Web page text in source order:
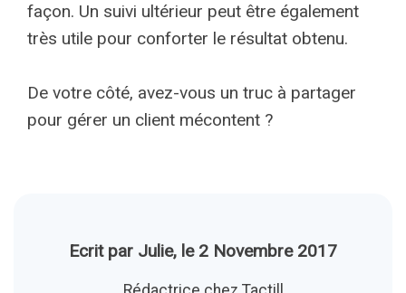
façon. Un suivi ultérieur peut être également
très utile pour conforter le résultat obtenu.
De votre côté, avez-vous un truc à partager
pour gérer un client mécontent ?
Ecrit par Julie, le 2 Novembre 2017